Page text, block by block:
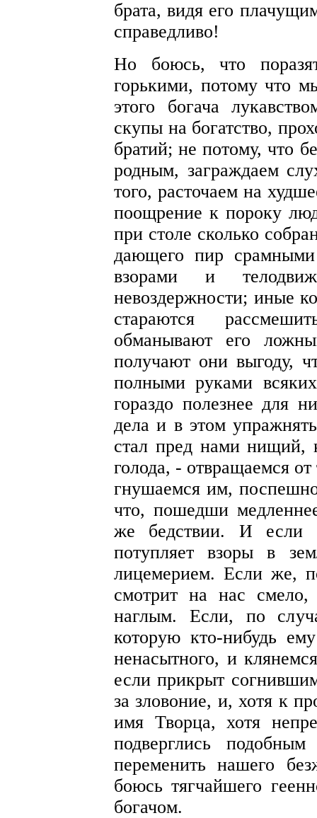
брата, видя его
справедливо!
Но боюсь, что
горькими, потому что
этого богача
скупы на богатство,
братий; не потому, что
родным, заграждаем
того, расточаем на
поощрение к пороку
при столе сколько
дающего пир
взорами и
невоздержности; иные
стараются
обманывают его
получают они выгоду,
полными руками
гораздо полезнее для
дела и в этом
стал пред нами нищий,
голода, - отвращаемся
гнушаемся им,
что, пошедши
же бедствии. И если
потупляет взоры в
лицемерием. Если же,
смотрит на нас
наглым. Если, по
которую кто-нибудь
ненасытного, и
если прикрыт
за зловоние, и, хотя к
имя Творца, хотя
подверглись
переменить нашего
боюсь тягчайшего
богачом.